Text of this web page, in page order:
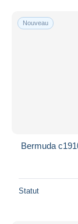
Nouveau
Bermuda
Statut